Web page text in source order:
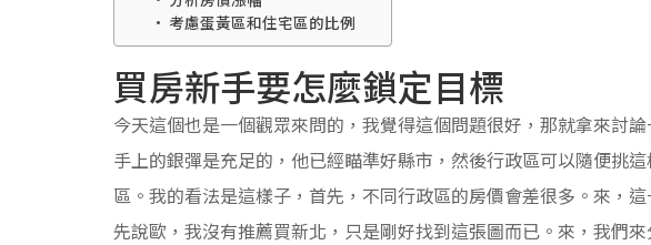
考慮蛋黃區和住宅區的比例
買房新手要怎麼鎖定目標
今天這個也是一個觀眾來問的，我覺得這個問題很好，那就拿來討
手上的銀彈是充足的，他已經瞄準好縣市，然後行政區可以隨便挑
區。我的看法是這樣子，首先，不同行政區的房價會差很多。來，
先說歐，我沒有推薦買新北，只是剛好找到這張圖而已。來，我們